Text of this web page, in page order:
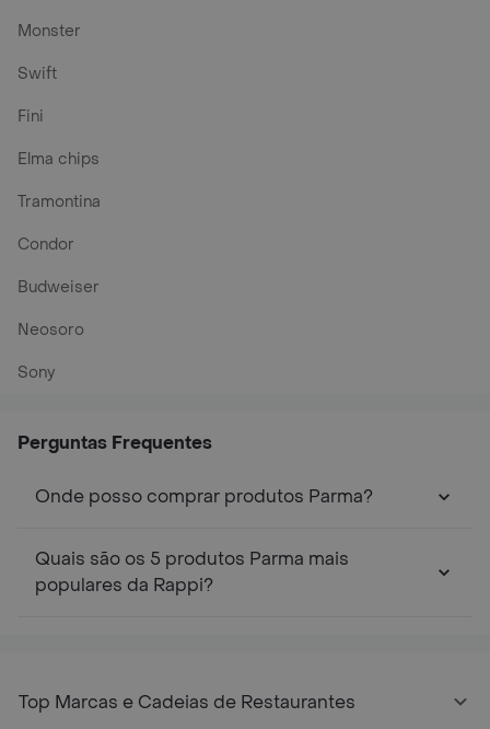
Monster
Swift
Fini
Elma chips
Tramontina
Condor
Budweiser
Neosoro
Sony
Perguntas Frequentes
Onde posso comprar produtos Parma?
Quais são os 5 produtos Parma mais
populares da Rappi?
Top Marcas e Cadeias de Restaurantes